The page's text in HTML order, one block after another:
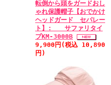
転倒から頭をガードおし
ゃれ保護帽子【おでかけ
ヘッドガード セパレー
ト】: サファリタイ
プKM-3000B
9,900円(税込 10,890
円)